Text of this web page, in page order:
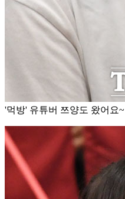
'먹방' 유튜버 쯔양도 왔어요~